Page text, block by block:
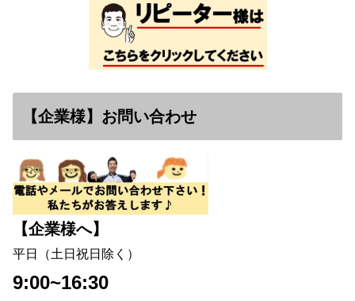
【企業様】お問い合わせ
【企業様へ】
平日（土日祝日除く）
9:00~16:30